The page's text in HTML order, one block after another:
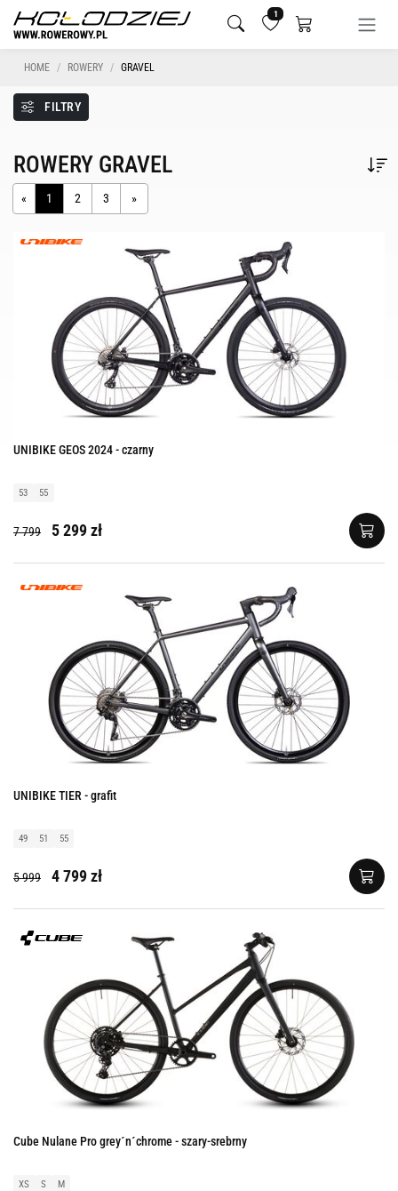
1
HOME ROWERY GRAVEL
FILTRY
ROWERY GRAVEL
« 1 2 3 »
UNIBIKE GEOS 2024 - czarny
53 55
7 799 5 299 zł
UNIBIKE TIER - grafit
49 51 55
5 999 4 799 zł
Cube Nulane Pro grey´n´chrome - szary-srebrny
XS S M